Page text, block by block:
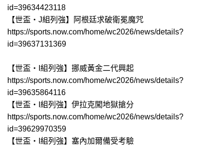
id=39634423118
【世盃‧J組列強】阿根廷求破衛冕魔咒
https://sports.now.com/home/wc2026/news/details?
id=39637131369
【世盃‧I組列強】挪威黃金二代興起
https://sports.now.com/home/wc2026/news/details?
id=39635864116
【世盃‧I組列強】伊拉克闖地獄搶分
https://sports.now.com/home/wc2026/news/details?
id=39629970359
【世盃‧I組列強】塞內加爾備受考驗